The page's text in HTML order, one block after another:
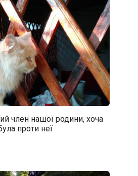
член нашої родини, хоча
проти неї